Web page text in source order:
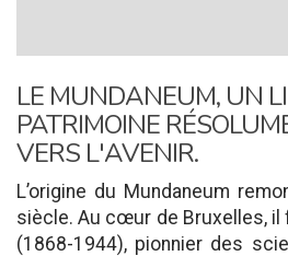
LE MUNDANEUM, UN
PATRIMOINE
VERS L'AVENIR.
L’origine du Mundaneum
siècle. Au cœur de Bruxelles, il
(1868-1944), pionnier des